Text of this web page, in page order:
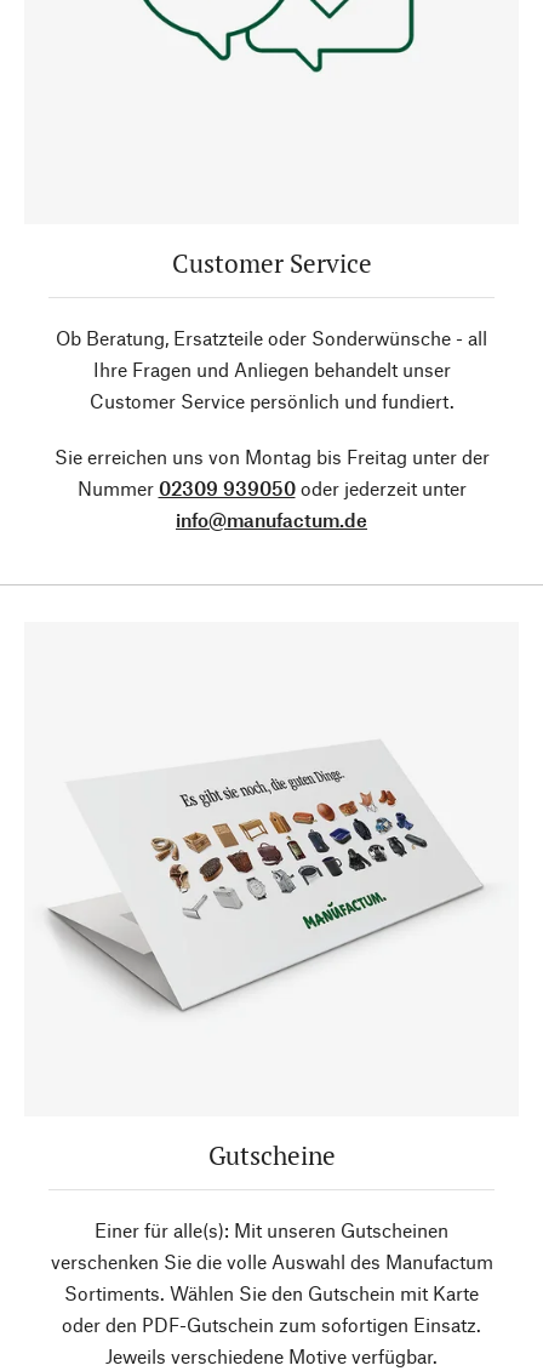
Customer Service
Ob Beratung, Ersatzteile oder Sonderwünsche - all
Ihre Fragen und Anliegen behandelt unser
Customer Service persönlich und fundiert.
Sie erreichen uns von Montag bis Freitag unter der
Nummer 02309 939050oder jederzeit unter
info@manufactum.de
Gutscheine
Einer für alle(s): Mit unseren Gutscheinen
verschenken Sie die volle Auswahl des Manufactum
Sortiments. Wählen Sie den Gutschein mit Karte
oder den PDF-Gutschein zum sofortigen Einsatz.
Jeweils verschiedene Motive verfügbar.